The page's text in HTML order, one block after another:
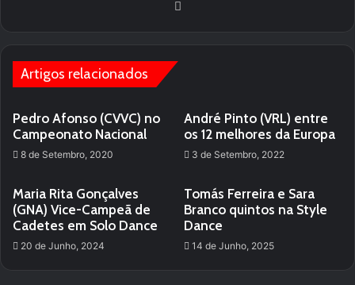
Artigos relacionados
Pedro Afonso (CVVC) no
Campeonato Nacional
8 de Setembro, 2020
André Pinto (VRL) entre
os 12 melhores da Europa
3 de Setembro, 2022
Maria Rita Gonçalves
(GNA) Vice-Campeã de
Cadetes em Solo Dance
20 de Junho, 2024
Tomás Ferreira e Sara
Branco quintos na Style
Dance
14 de Junho, 2025